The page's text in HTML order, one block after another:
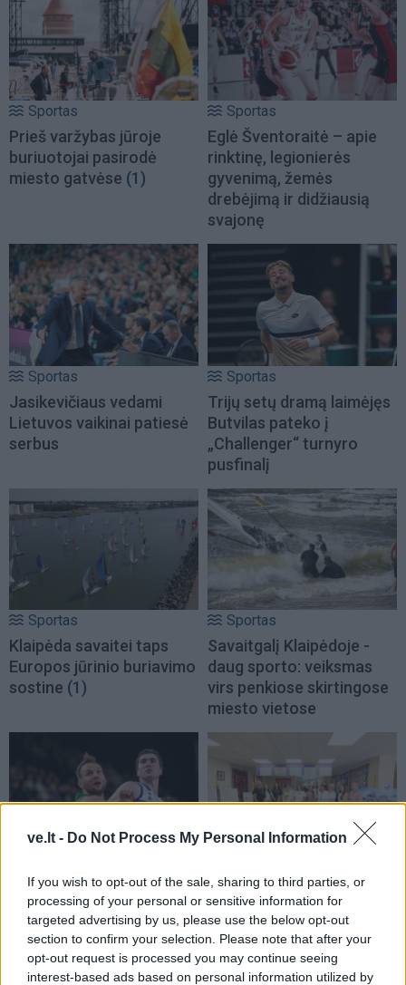
ve.lt - Do Not Process My Personal Information
If you wish to opt-out of the sale, sharing to third parties, or
processing of your personal or sensitive information for
targeted advertising by us, please use the below opt-out
section to confirm your selection. Please note that after your
opt-out request is processed you may continue seeing
interest-based ads based on personal information utilized by
Sportas
Prieš varžybas jūroje
buriuotojai pasirodė
miesto gatvėse (1)
Sportas
Eglė Šventoraitė – apie
rinktinę, legionierės
gyvenimą, žemės
drebėjimą ir didžiausią
svajonę
Sportas
Jasikevičiaus vedami
Lietuvos vaikinai patiesė
serbus
Sportas
Trijų setų dramą laimėjęs
Butvilas pateko į
„Challenger“ turnyro
pusfinalį
Sportas
Klaipėda savaitei taps
Europos jūrinio buriavimo
sostine (1)
Sportas
Savaitgalį Klaipėdoje -
daug sporto: veiksmas
virs penkiose skirtingose
miesto vietose
Rimas Kurtinaitis
paskelbė Lietuvos
rinktinės kandidatus:
sąraše - du klaipėdiečiai
(3)
Į Palangą atkeliavo
žiemos paralimpinių
žaidynių paroda